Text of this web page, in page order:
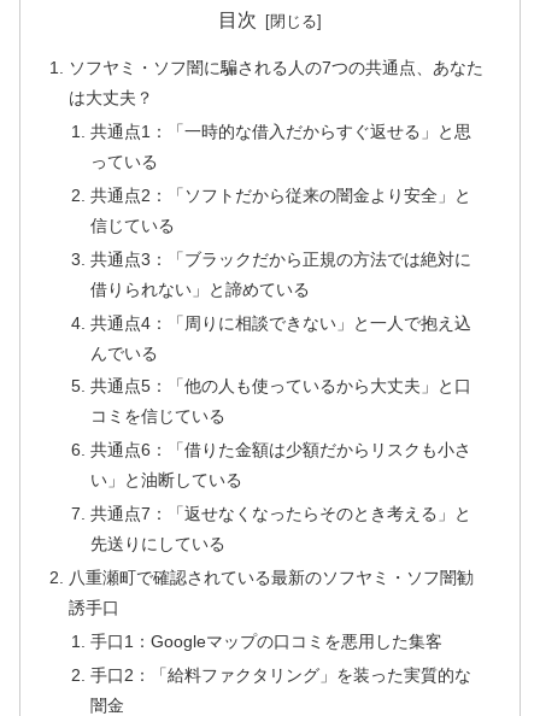
目次
ソフヤミ・ソフ闇に騙される人の7つの共通点、あなた
は大丈夫？
共通点1：「一時的な借入だからすぐ返せる」と思
っている
共通点2：「ソフトだから従来の闇金より安全」と
信じている
共通点3：「ブラックだから正規の方法では絶対に
借りられない」と諦めている
共通点4：「周りに相談できない」と一人で抱え込
んでいる
共通点5：「他の人も使っているから大丈夫」と口
コミを信じている
共通点6：「借りた金額は少額だからリスクも小さ
い」と油断している
共通点7：「返せなくなったらそのとき考える」と
先送りにしている
八重瀬町で確認されている最新のソフヤミ・ソフ闇勧
誘手口
手口1：Googleマップの口コミを悪用した集客
手口2：「給料ファクタリング」を装った実質的な
闇金